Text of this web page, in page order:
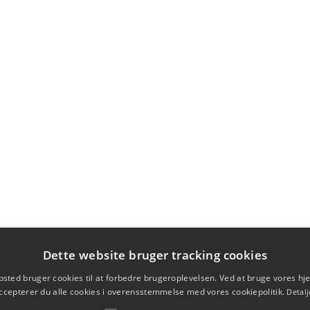
Dette website bruger tracking cookies
bruger cookies til at forbedre brugeroplevelsen. Ved at bruge vores
du alle cookies i overensstemmelse med vores cookiepolitik.